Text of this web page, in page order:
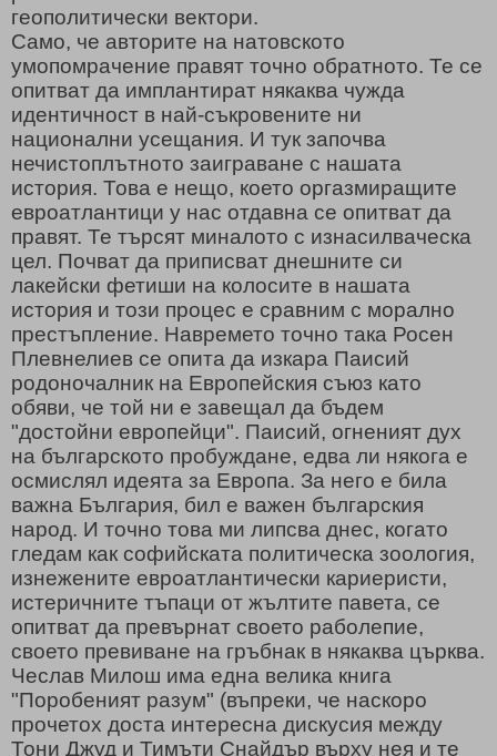
геополитически вектори.
Само, че авторите на натовското
умопомрачение правят точно обратното. Те се
опитват да имплантират някаква чужда
идентичност в най-съкровените ни
национални усещания. И тук започва
нечистоплътното заиграване с нашата
история. Това е нещо, което оргазмиращите
евроатлантици у нас отдавна се опитват да
правят. Те търсят миналото с изнасилваческа
цел. Почват да приписват днешните си
лакейски фетиши на колосите в нашата
история и този процес е сравним с морално
престъпление. Навремето точно така Росен
Плевнелиев се опита да изкара Паисий
родоночалник на Европейския съюз като
обяви, че той ни е завещал да бъдем
"достойни европейци". Паисий, огненият дух
на българското пробуждане, едва ли някога е
осмислял идеята за Европа. За него е била
важна България, бил е важен българския
народ. И точно това ми липсва днес, когато
гледам как софийската политическа зоология,
изнежените евроатлантически кариеристи,
истеричните тъпаци от жълтите павета, се
опитват да превърнат своето раболепие,
своето превиване на гръбнак в някаква църква.
Чеслав Милош има една велика книга
"Поробеният разум" (въпреки, че наскоро
прочетох доста интересна дискусия между
Тони Джуд и Тимъти Снайдър върху нея и те